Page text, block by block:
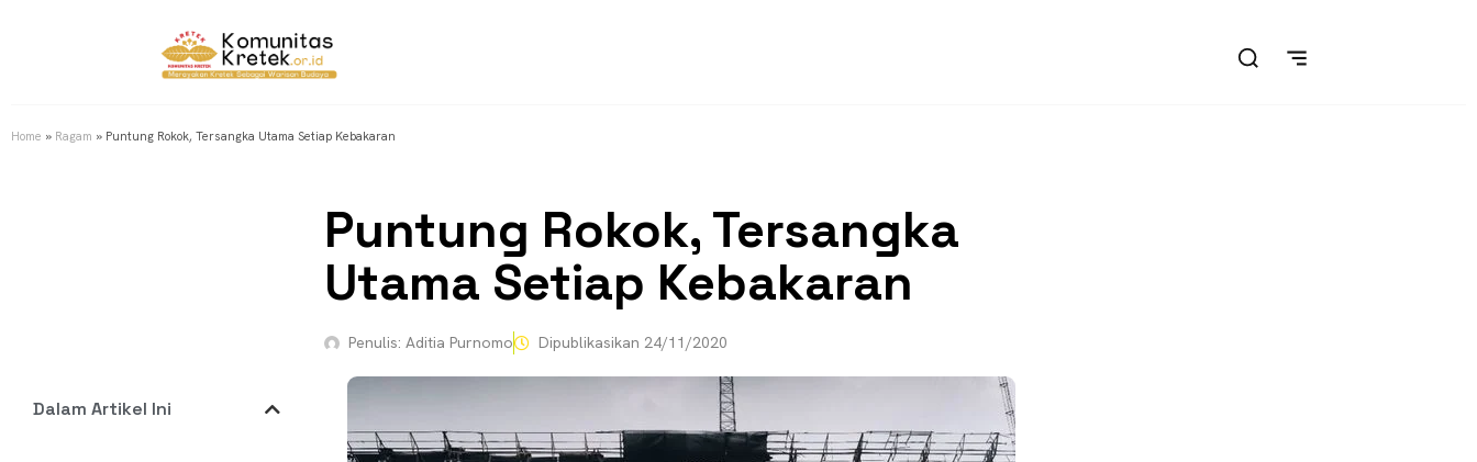
Home » Ragam » Puntung Rokok, Tersangka Utama Setiap Kebakaran
Puntung Rokok, Tersangka
Utama Setiap Kebakaran
Penulis: Aditia Purnomo Dipublikasikan 24/11/2020
Dalam Artikel Ini